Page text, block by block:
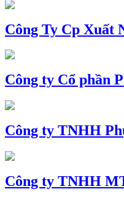
Công Ty Cp Xuất
Công ty Cổ phần
Công ty TNHH
Công ty TNHH